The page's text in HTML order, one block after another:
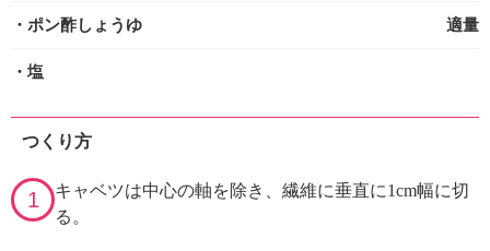
・ポン酢しょうゆ 適量
・塩
つくり方
1
キャベツは中心の軸を除き、繊維に垂直に1cm幅に切
る。